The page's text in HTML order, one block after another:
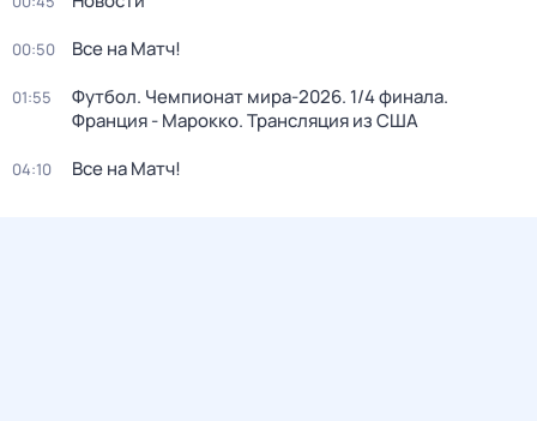
00:50 Все на Матч!
01:55
Футбол. Чемпионат мира-2026. 1/4 финала.
Франция - Марокко. Трансляция из США
04:10 Все на Матч!